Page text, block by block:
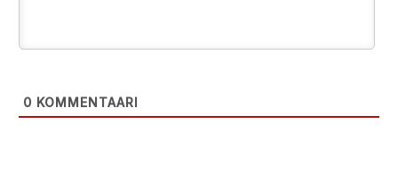
0 KOMMENTAARI